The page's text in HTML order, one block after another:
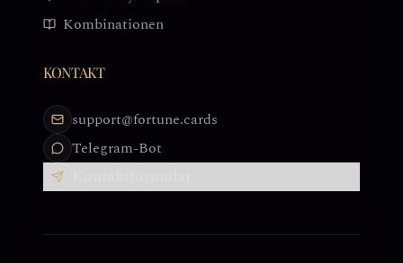
Kombinationen
KONTAKT
support@fortune.cards
Telegram-Bot